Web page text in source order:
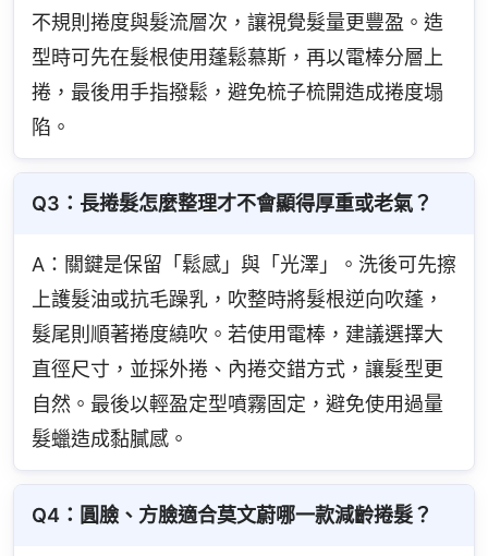
不規則捲度與髮流層次，讓視覺髮量更豐盈。造
型時可先在髮根使用蓬鬆慕斯，再以電棒分層上
捲，最後用手指撥鬆，避免梳子梳開造成捲度塌
陷。
Q3：長捲髮怎麼整理才不會顯得厚重或老氣？
A：關鍵是保留「鬆感」與「光澤」。洗後可先擦
上護髮油或抗毛躁乳，吹整時將髮根逆向吹蓬，
髮尾則順著捲度繞吹。若使用電棒，建議選擇大
直徑尺寸，並採外捲、內捲交錯方式，讓髮型更
自然。最後以輕盈定型噴霧固定，避免使用過量
髮蠟造成黏膩感。
Q4：圓臉、方臉適合莫文蔚哪一款減齡捲髮？